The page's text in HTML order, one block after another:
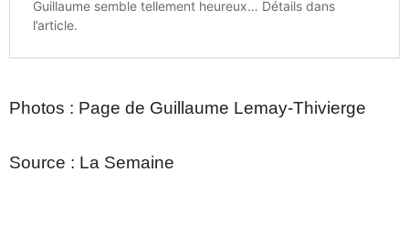
Photos : Page de Guillaume Lemay-Thivierge
Source : La Semaine